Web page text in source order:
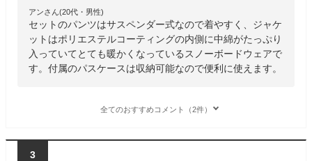
アンさん(20代・男性)
セットのパンツはサスペンダー式なので着やすく、ジャケ
ットはポリエステルコーティングの内側に中綿がたっぷり
入っていてとても暖かくなっているスノーボードウェアで
す。付属のパスケースは収納可能なので便利に使えます。
全てのおすすめコメント（2件）
3